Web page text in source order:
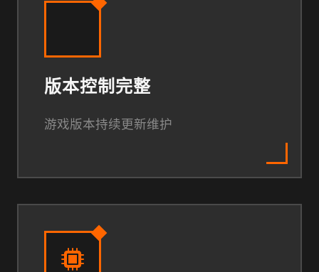
版本控制完整
游戏版本持续更新维护